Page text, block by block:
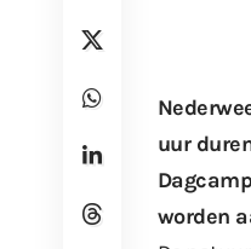
uur
worden